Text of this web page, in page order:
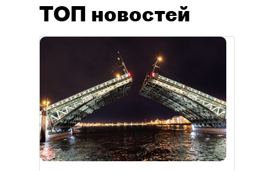
ТОП новостей